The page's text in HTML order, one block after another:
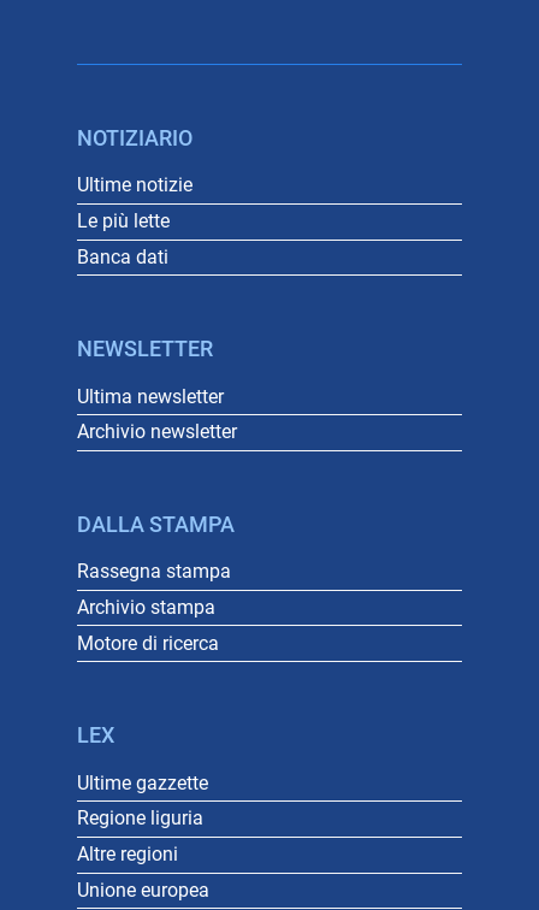
NOTIZIARIO
Ultime notizie
Le più lette
Banca dati
NEWSLETTER
Ultima newsletter
Archivio newsletter
DALLA STAMPA
Rassegna stampa
Archivio stampa
Motore di ricerca
LEX
Ultime gazzette
Regione liguria
Altre regioni
Unione europea